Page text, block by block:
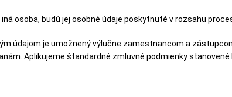
osoba, budú jej osobné údaje poskytnuté v rozsahu
údajom je umožnený výlučne zamestnancom a
Aplikujeme štandardné zmluvné podmienky stanovené